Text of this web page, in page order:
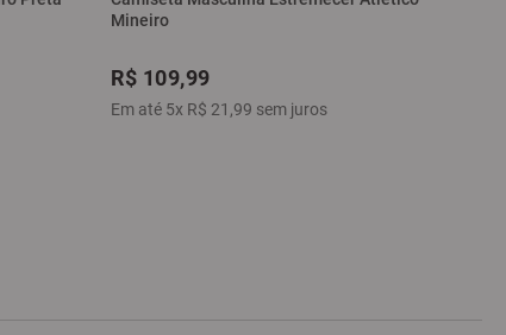
Mineiro
R$ 109,99
Em até 5x R$ 21 ,99 sem juros